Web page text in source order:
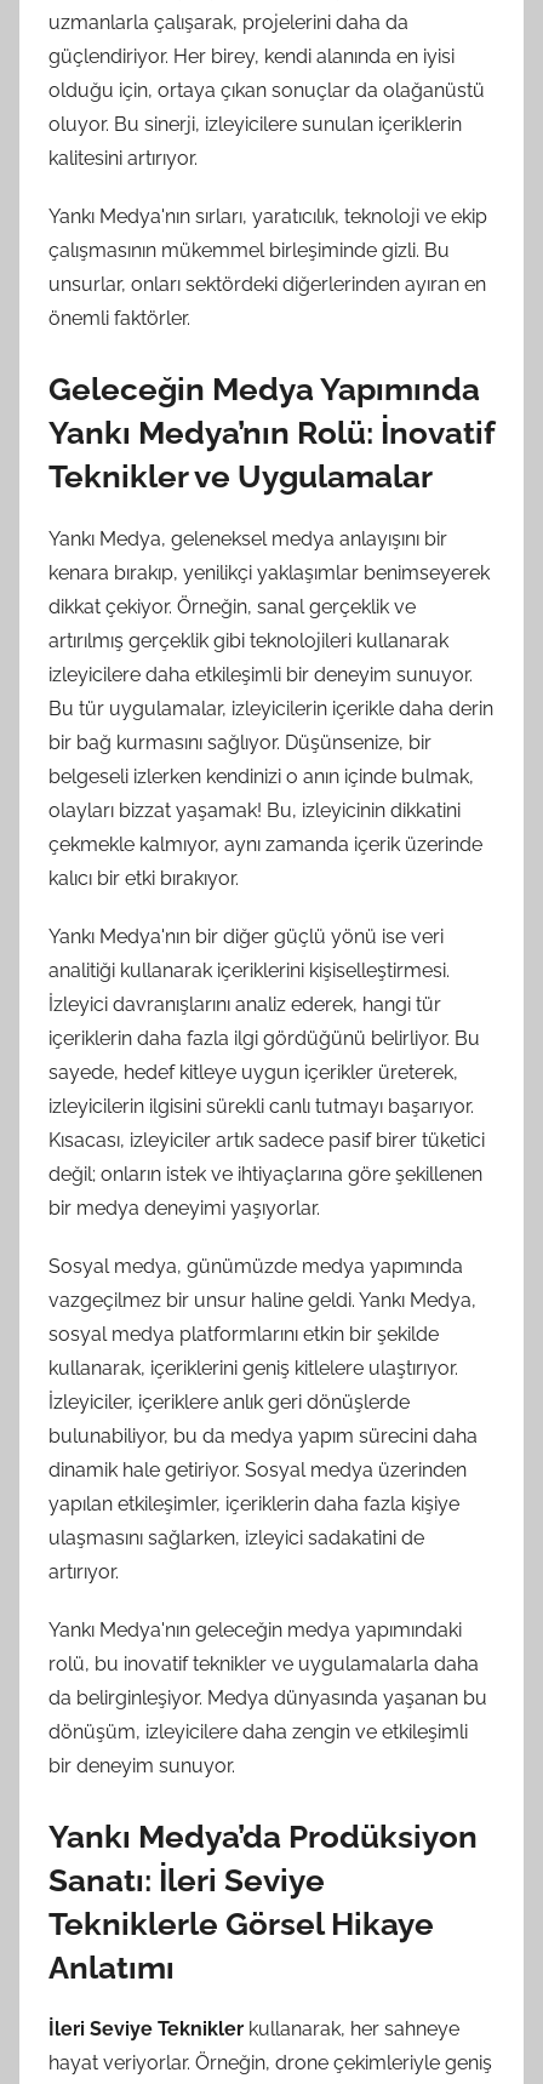
uzmanlarla çalışarak, projelerini daha da
güçlendiriyor. Her birey, kendi alanında en iyisi
olduğu için, ortaya çıkan sonuçlar da olağanüstü
oluyor. Bu sinerji, izleyicilere sunulan içeriklerin
kalitesini artırıyor.
Yankı Medya'nın sırları, yaratıcılık, teknoloji ve ekip
çalışmasının mükemmel birleşiminde gizli. Bu
unsurlar, onları sektördeki diğerlerinden ayıran en
önemli faktörler.
Geleceğin Medya Yapımında
Yankı Medya’nın Rolü: İnovatif
Teknikler ve Uygulamalar
Yankı Medya, geleneksel medya anlayışını bir
kenara bırakıp, yenilikçi yaklaşımlar benimseyerek
dikkat çekiyor. Örneğin, sanal gerçeklik ve
artırılmış gerçeklik gibi teknolojileri kullanarak
izleyicilere daha etkileşimli bir deneyim sunuyor.
Bu tür uygulamalar, izleyicilerin içerikle daha derin
bir bağ kurmasını sağlıyor. Düşünsenize, bir
belgeseli izlerken kendinizi o anın içinde bulmak,
olayları bizzat yaşamak! Bu, izleyicinin dikkatini
çekmekle kalmıyor, aynı zamanda içerik üzerinde
kalıcı bir etki bırakıyor.
Yankı Medya'nın bir diğer güçlü yönü ise veri
analitiği kullanarak içeriklerini kişiselleştirmesi.
İzleyici davranışlarını analiz ederek, hangi tür
içeriklerin daha fazla ilgi gördüğünü belirliyor. Bu
sayede, hedef kitleye uygun içerikler üreterek,
izleyicilerin ilgisini sürekli canlı tutmayı başarıyor.
Kısacası, izleyiciler artık sadece pasif birer tüketici
değil; onların istek ve ihtiyaçlarına göre şekillenen
bir medya deneyimi yaşıyorlar.
Sosyal medya, günümüzde medya yapımında
vazgeçilmez bir unsur haline geldi. Yankı Medya,
sosyal medya platformlarını etkin bir şekilde
kullanarak, içeriklerini geniş kitlelere ulaştırıyor.
İzleyiciler, içeriklere anlık geri dönüşlerde
bulunabiliyor, bu da medya yapım sürecini daha
dinamik hale getiriyor. Sosyal medya üzerinden
yapılan etkileşimler, içeriklerin daha fazla kişiye
ulaşmasını sağlarken, izleyici sadakatini de
artırıyor.
Yankı Medya'nın geleceğin medya yapımındaki
rolü, bu inovatif teknikler ve uygulamalarla daha
da belirginleşiyor. Medya dünyasında yaşanan bu
dönüşüm, izleyicilere daha zengin ve etkileşimli
bir deneyim sunuyor.
Yankı Medya’da Prodüksiyon
Sanatı: İleri Seviye
Tekniklerle Görsel Hikaye
Anlatımı
İleri Seviye Teknikler kullanarak, her sahneye
hayat veriyorlar. Örneğin, drone çekimleriyle geniş